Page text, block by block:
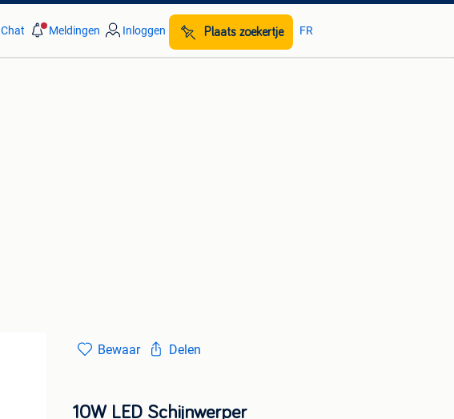
Chat Meldingen Inloggen Plaats zoekertje FR
Bewaar Delen
10W LED Schijnwerper